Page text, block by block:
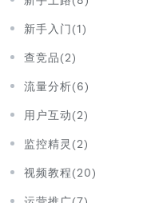
新手入门(1)
查竞品(2)
流量分析(6)
用户互动(2)
监控精灵(2)
视频教程(20)